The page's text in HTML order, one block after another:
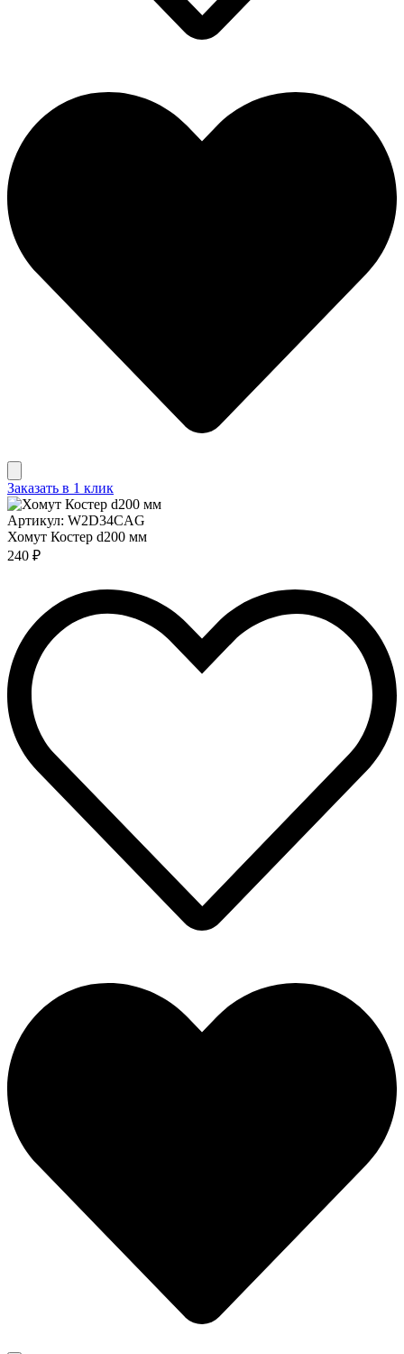
Заказать в 1 клик
Артикул: W2D34CAG
Хомут Костер d200 мм
240 ₽